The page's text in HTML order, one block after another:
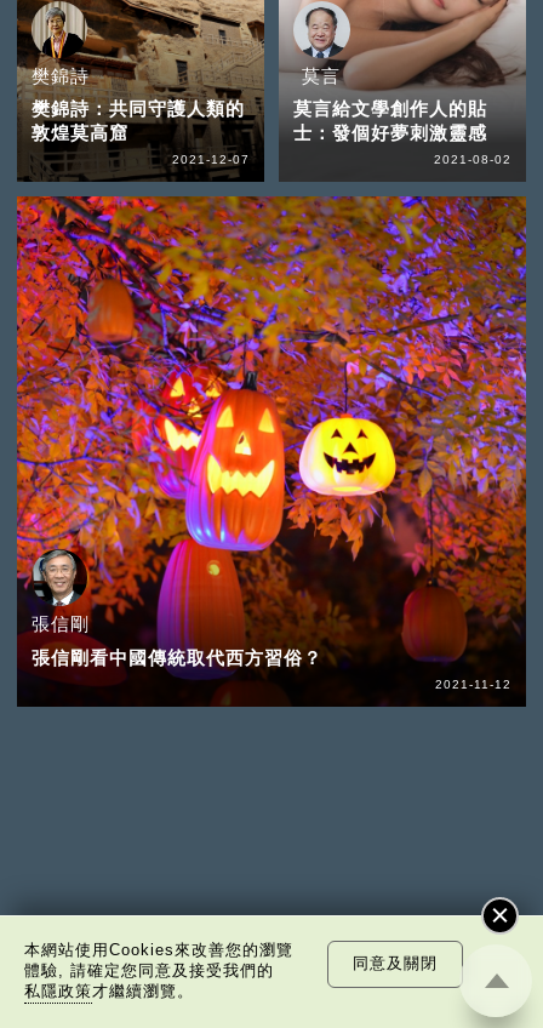
樊錦詩
樊錦詩：共同守護人類的
敦煌莫高窟
2021-12-07
張信剛
張信剛看中國傳統取代西方習俗？
2021-11-12
莫言
莫言給文學創作人的貼
士：發個好夢刺激靈感
2021-08-02
池田大作
本網站使用Cookies來改善您的瀏覽
體驗, 請確定您同意及接受我們的
私隱政策才繼續瀏覽。
同意及關閉